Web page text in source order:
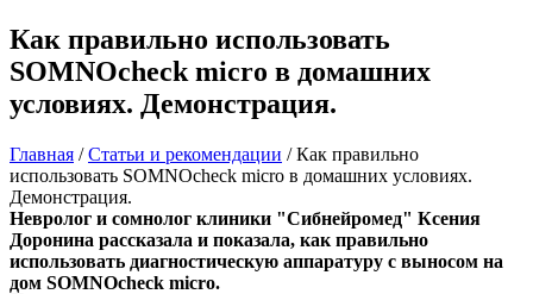
Как правильно использовать
SOMNOcheck micro в домашних
условиях. Демонстрация.
Главная /Статьи и рекомендации /Как правильно
использовать SOMNOcheck micro в домашних условиях.
Демонстрация.
Невролог и сомнолог клиники "Сибнейромед" Ксения
Доронина рассказала и показала, как правильно
использовать диагностическую аппаратуру с выносом на
дом SOMNOcheck micro.